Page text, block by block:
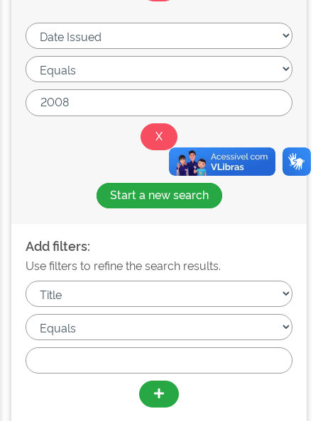
Start a new search
Add filters:
Use filters to refine the search results.